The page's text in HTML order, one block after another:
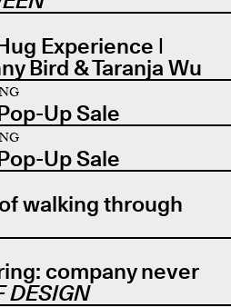
Experience |
Bird & Taranja Wu
Up Sale
Up Sale
walking through
company never
DESIGN